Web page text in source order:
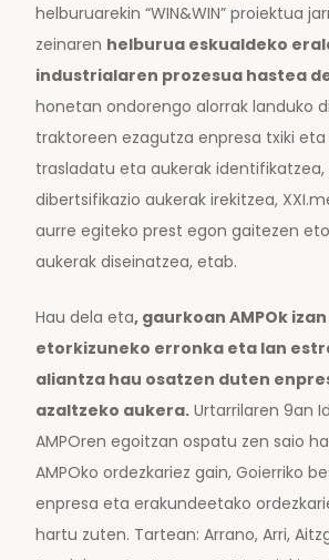
helburuarekin “WIN&WIN” proiektua
zeinaren helburua eskualdeko
industrialaren prozesua hastea
honetan ondorengo alorrak landuko
traktoreen ezagutza enpresa txiki
trasladatu eta aukerak identifikatzea,
dibertsifikazio aukerak irekitzea,
aurre egiteko prest egon gaitezen
aukerak diseinatzea, etab.
Hau dela eta, gaurkoan AMPOk
etorkizuneko erronka eta lan
aliantza hau osatzen duten
azaltzeko aukera. Urtarrilaren 9an
AMPOren egoitzan ospatu zen saio
AMPOko ordezkariez gain, Goierriko
enpresa eta erakundeetako
hartu zuten. Tartean: Arrano, Arri,